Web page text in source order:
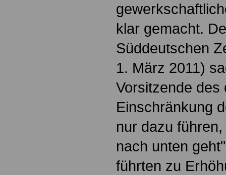
klar gemacht.
Süddeutschen
1. März 2011)
Vorsitzende des
Einschränkung
nur dazu
nach unten
führten zu